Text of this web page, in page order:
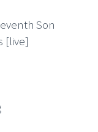
Son
[live]